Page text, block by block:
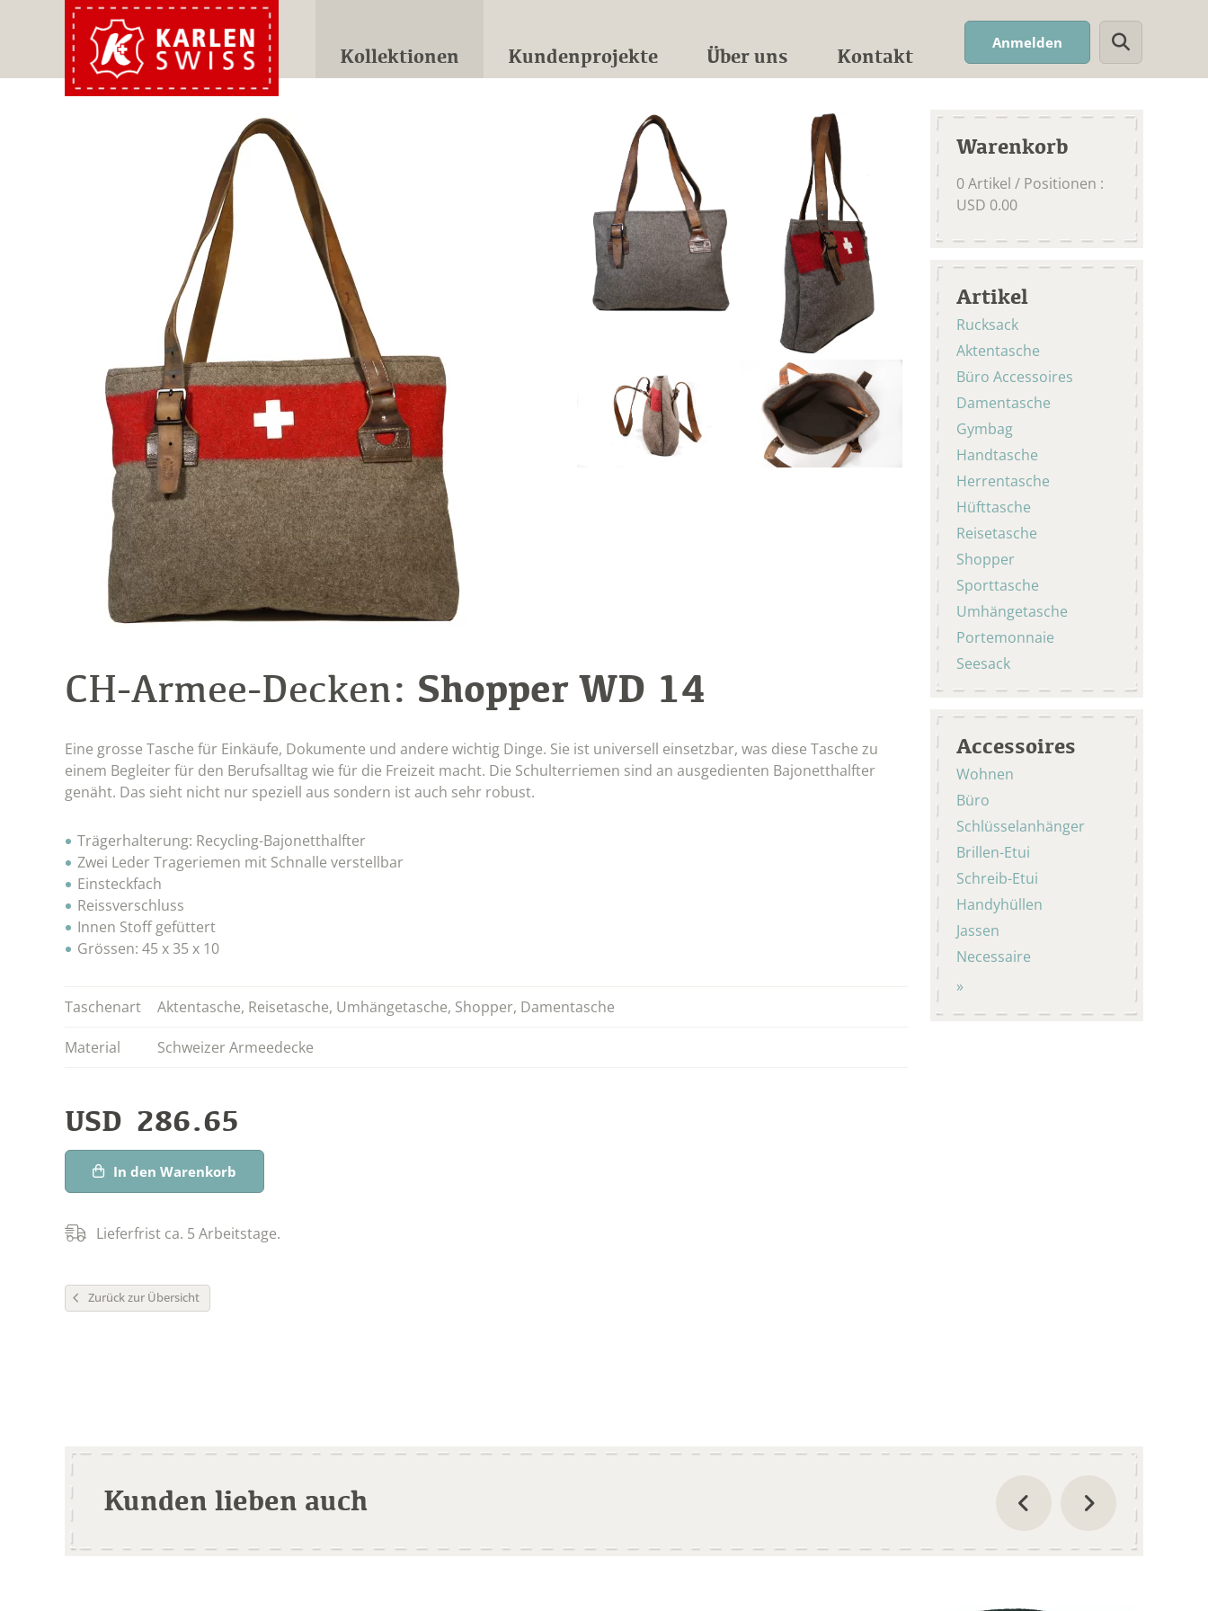
Kollektionen Kundenprojekte Über uns Kontakt
Anmelden Suchwort
Warenkorb
0Artikel / Positionen :
USD 0.00
Artikel
Rucksack
Aktentasche
Büro Accessoires
Damentasche
Gymbag
Handtasche
Herrentasche
Hüfttasche
Reisetasche
Shopper
Sporttasche
Umhängetasche
Portemonnaie
Seesack
Accessoires
Wohnen
Büro
Schlüsselanhänger
Brillen-Etui
Schreib-Etui
Handyhüllen
Jassen
Necessaire
CH-Armee-Decken: Shopper WD 14
Eine grosse Tasche für Einkäufe, Dokumente und andere wichtig Dinge. Sie ist universell einsetzbar, was diese Tasche zu
einem Begleiter für den Berufsalltag wie für die Freizeit macht. Die Schulterriemen sind an ausgedienten Bajonetthalfter
genäht. Das sieht nicht nur speziell aus sondern ist auch sehr robust.
Trägerhalterung: Recycling-Bajonetthalfter
Zwei Leder Trageriemen mit Schnalle verstellbar
Einsteckfach
Reissverschluss
Innen Stoff gefüttert
Grössen: 45 x 35 x 10
Taschenart Aktentasche, Reisetasche, Umhängetasche, Shopper, Damentasche
Material Schweizer Armeedecke
USD 286.65
In den Warenkorb
Lieferfrist ca. 5 Arbeitstage.
Zurück zur Übersicht
Kunden lieben auch